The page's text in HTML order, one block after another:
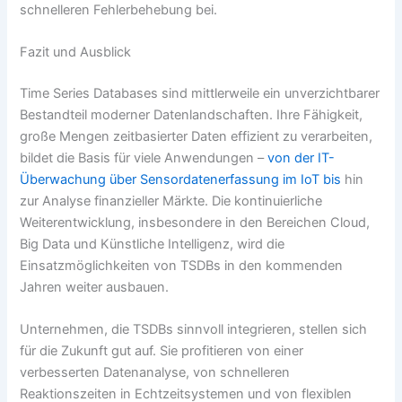
schnelleren Fehlerbehebung bei.
Fazit und Ausblick
Time Series Databases sind mittlerweile ein unverzichtbarer
Bestandteil moderner Datenlandschaften. Ihre Fähigkeit,
große Mengen zeitbasierter Daten effizient zu verarbeiten,
bildet die Basis für viele Anwendungen –von der IT-
Überwachung über Sensordatenerfassung im IoT bis hin
zur Analyse finanzieller Märkte. Die kontinuierliche
Weiterentwicklung, insbesondere in den Bereichen Cloud,
Big Data und Künstliche Intelligenz, wird die
Einsatzmöglichkeiten von TSDBs in den kommenden
Jahren weiter ausbauen.
Unternehmen, die TSDBs sinnvoll integrieren, stellen sich
für die Zukunft gut auf. Sie profitieren von einer
verbesserten Datenanalyse, von schnelleren
Reaktionszeiten in Echtzeitsystemen und von flexiblen